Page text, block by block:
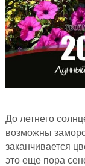
До летнего
возможны
заканчивается
это еще пора